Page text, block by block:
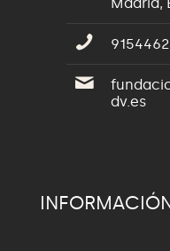
dv.es